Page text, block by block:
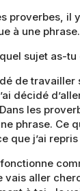
proverbes, il
à une
sujet as-
de travailler
décidé
les
phrase. Ce
que j’ai
vais aller